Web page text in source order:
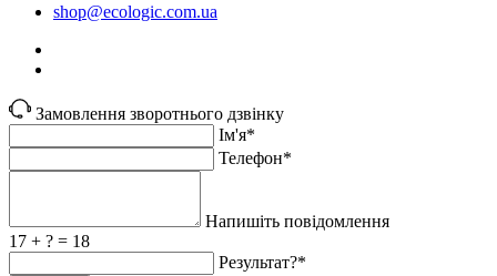
shoр@ecologic.com.ua
Замовлення зворотнього дзвінку
Ім'я*
Телефон*
Напишіть повідомлення
17 + ? = 18
Результат?*